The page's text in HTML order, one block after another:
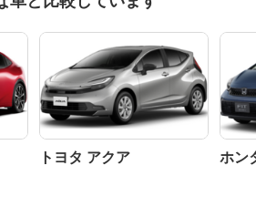
トヨタ アクア ホン